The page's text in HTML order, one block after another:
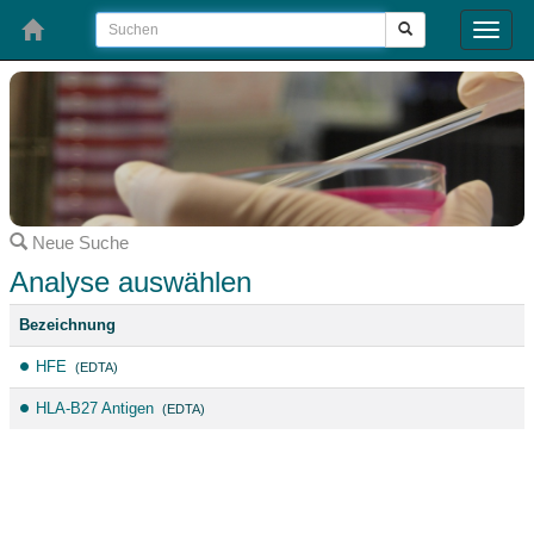
Toggle
Neue Suche
Analyse auswählen
Bezeichnung
HFE (EDTA)
HLA-B27 Antigen (EDTA)